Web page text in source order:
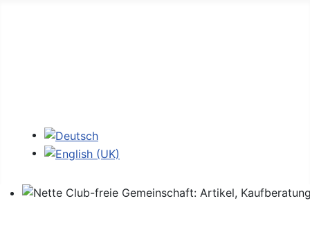
Sprache auswählen